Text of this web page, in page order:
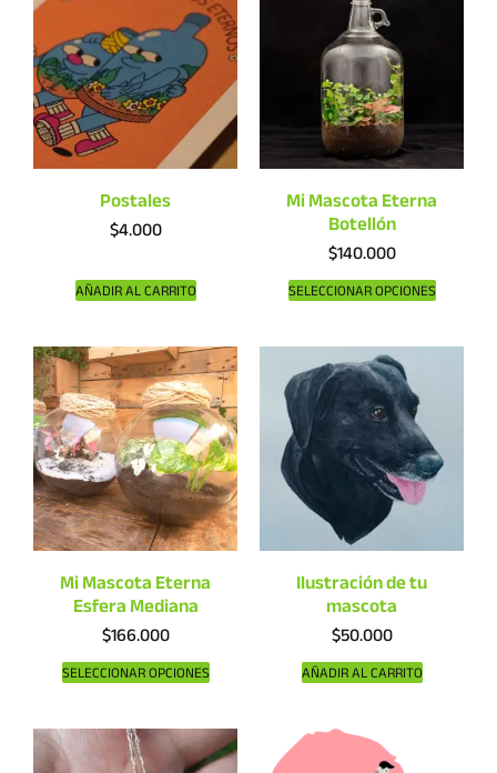
Postales
$4.000
AÑADIR AL CARRITO
Mi Mascota Eterna
Botellón
$140.000
SELECCIONAR OPCIONES
Mi Mascota Eterna
Esfera Mediana
$166.000
SELECCIONAR OPCIONES
Ilustración de tu
mascota
$50.000
AÑADIR AL CARRITO